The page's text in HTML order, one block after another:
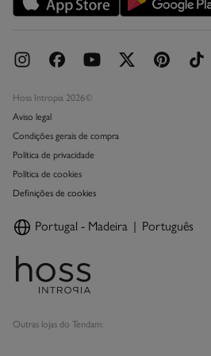
Hoss Intropia 2026©
Aviso legal
Condições gerais de compra
Política de privacidade
Política de cookies
Definições de cookies
Portugal - Madeira Português
Outras lojas do Tendam: